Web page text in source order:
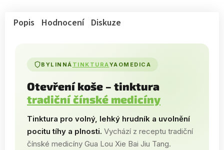
Popis Hodnocení Diskuze
BYLINNÁ TINKTURAYAOMEDICA
Otevření koše – tinktura
tradiční čínské medicíny
Tinktura pro volný, lehký hrudník a uvolnění
pocitu tíhy a plnosti. Vychází z receptu tradiční
čínské medicíny Gua Lou Xie Bai Jiu Tang.